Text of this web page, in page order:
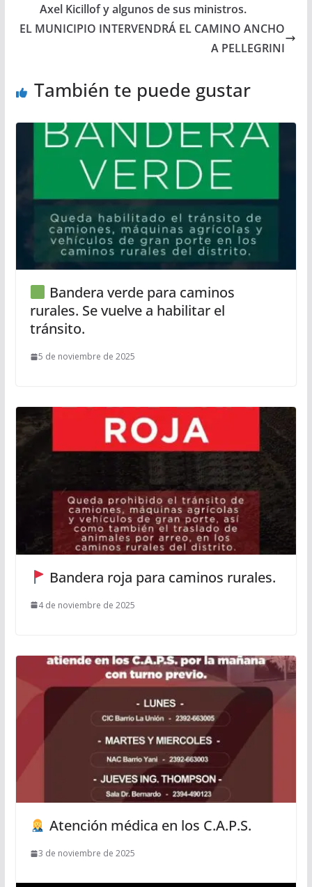
Axel Kicillof y algunos de sus ministros.
EL MUNICIPIO INTERVENDRÁ EL CAMINO ANCHO
A PELLEGRINI
También te puede gustar
Bandera verde para caminos
rurales. Se vuelve a habilitar el
tránsito.
5 de noviembre de 2025
Bandera roja para caminos rurales.
4 de noviembre de 2025
Atención médica en los C.A.P.S.
3 de noviembre de 2025